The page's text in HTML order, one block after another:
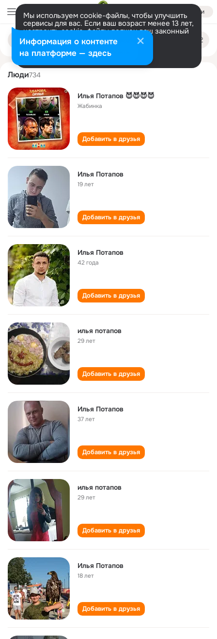
Войти
Мы используем cookie-файлы, чтобы улучшить
сервисы для вас. Если ваш возраст менее 13 лет,
настроить cookie-файлы должен ваш законный
представитель. Больше информации
Разрешить все Настроить
Поиск
людям
ilya potapov
Люди734
Илья Потапов 😈😈😈😈
Жабинка
Добавить в друзья
Илья Потапов
19 лет
Добавить в друзья
Илья Потапов
42 года
Добавить в друзья
илья потапов
29 лет
Добавить в друзья
Илья Потапов
37 лет
Добавить в друзья
илья потапов
29 лет
Добавить в друзья
Илья Потапов
18 лет
Добавить в друзья
Информация о контенте
на платформе — здесь